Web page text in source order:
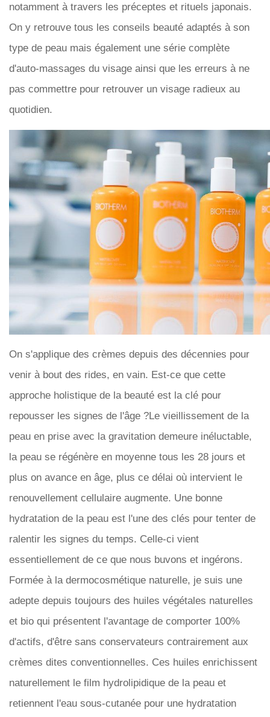
notamment à travers les préceptes et rituels japonais.
On y retrouve tous les conseils beauté adaptés à son
type de peau mais également une série complète
d'auto-massages du visage ainsi que les erreurs à ne
pas commettre pour retrouver un visage radieux au
quotidien.
On s'applique des crèmes depuis des décennies pour
venir à bout des rides, en vain. Est-ce que cette
approche holistique de la beauté est la clé pour
repousser les signes de l'âge ?Le vieillissement de la
peau en prise avec la gravitation demeure inéluctable,
la peau se régénère en moyenne tous les 28 jours et
plus on avance en âge, plus ce délai où intervient le
renouvellement cellulaire augmente. Une bonne
hydratation de la peau est l'une des clés pour tenter de
ralentir les signes du temps. Celle-ci vient
essentiellement de ce que nous buvons et ingérons.
Formée à la dermocosmétique naturelle, je suis une
adepte depuis toujours des huiles végétales naturelles
et bio qui présentent l'avantage de comporter 100%
d'actifs, d'être sans conservateurs contrairement aux
crèmes dites conventionnelles. Ces huiles enrichissent
naturellement le film hydrolipidique de la peau et
retiennent l'eau sous-cutanée pour une hydratation